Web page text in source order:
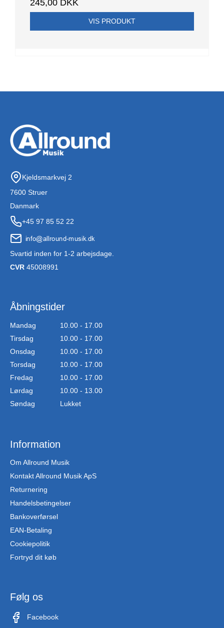
245,00 DKK
VIS PRODUKT
Kjeldsmarkvej 2
7600 Struer
Danmark
+45 97 85 52 22
Svartid inden for 1-2 arbejsdage.
CVR 45008991
Åbningstider
Mandag
10.00 - 17.00
Tirsdag
10.00 - 17.00
Onsdag
10.00 - 17.00
Torsdag
10.00 - 17.00
Fredag
10.00 - 17.00
Lørdag
10.00 - 13.00
Søndag
Lukket
Information
Om Allround Musik
Kontakt Allround Musik ApS
Returnering
Handelsbetingelser
Bankoverførsel
EAN-Betaling
Cookiepolitik
Fortryd dit køb
Følg os
Facebook